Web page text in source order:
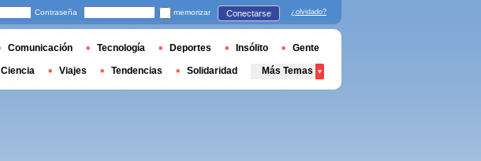
Contraseña memorizar Conectarse ¿olvidado?
Comunicación Tecnología Deportes Insólito Gente
Ciencia Viajes Tendencias Solidaridad Más Temas